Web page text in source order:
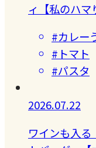
ィ【私のハマ
#カレー
#トマト
#パスタ
2026.07.22
ワインも入